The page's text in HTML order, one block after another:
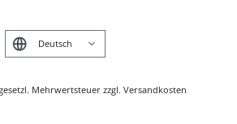
Mehrwertsteuer zzgl. Versandkosten
English